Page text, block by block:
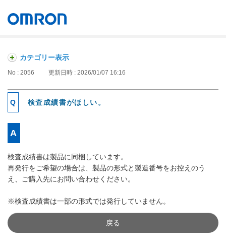
カテゴリー表示
No : 2056 更新日時 : 2026/01/07 16:16
検査成績書がほしい。
検査成績書は製品に同梱しています。
再発行をご希望の場合は、製品の形式と製造番号をお控えのう
え、ご購入先にお問い合わせください。
※検査成績書は一部の形式では発行していません。
戻る